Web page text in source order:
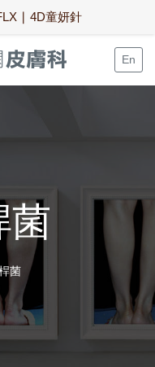
∣ 4D童妍針
En
菌
菌